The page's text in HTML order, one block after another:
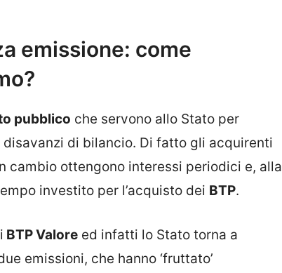
emissione: come
pubblico che servono allo Stato per
di bilancio. Di fatto gli acquirenti
cambio ottengono interessi periodici e, alla
investito per l’acquisto dei BTP.
BTP Valore ed infatti lo Stato torna a
emissioni, che hanno ‘fruttato’